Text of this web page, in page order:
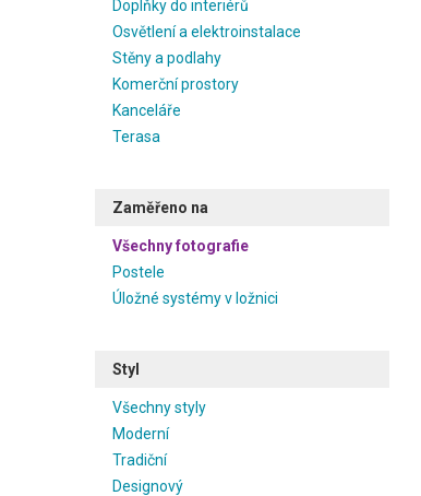
Doplňky do interiérů
Osvětlení a elektroinstalace
Stěny a podlahy
Komerční prostory
Kanceláře
Terasa
Zaměřeno na
Všechny fotografie
Postele
Úložné systémy v ložnici
Styl
Všechny styly
Moderní
Tradiční
Designový